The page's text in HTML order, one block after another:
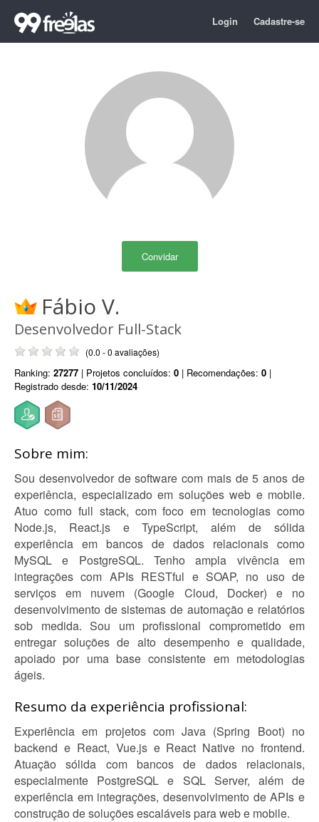
Login Cadastre-se
Convidar
Fábio V.
Desenvolvedor Full-Stack
(0.0 - 0 avaliações)
Ranking: 27277 | Projetos concluídos: 0 | Recomendações: 0 |
Registrado desde: 10/11/2024
Sobre mim:
Sou desenvolvedor de software com mais de 5 anos de
experiência, especializado em soluções web e mobile.
Atuo como full stack, com foco em tecnologias como
Node.js, React.js e TypeScript, além de sólida
experiência em bancos de dados relacionais como
MySQL e PostgreSQL. Tenho ampla vivência em
integrações com APIs RESTful e SOAP, no uso de
serviços em nuvem (Google Cloud, Docker) e no
desenvolvimento de sistemas de automação e relatórios
sob medida. Sou um profissional comprometido em
entregar soluções de alto desempenho e qualidade,
apoiado por uma base consistente em metodologias
ágeis.
Resumo da experiência profissional:
Experiência em projetos com Java (Spring Boot) no
backend e React, Vue.js e React Native no frontend.
Atuação sólida com bancos de dados relacionais,
especialmente PostgreSQL e SQL Server, além de
experiência em integrações, desenvolvimento de APIs e
construção de soluções escaláveis para web e mobile.